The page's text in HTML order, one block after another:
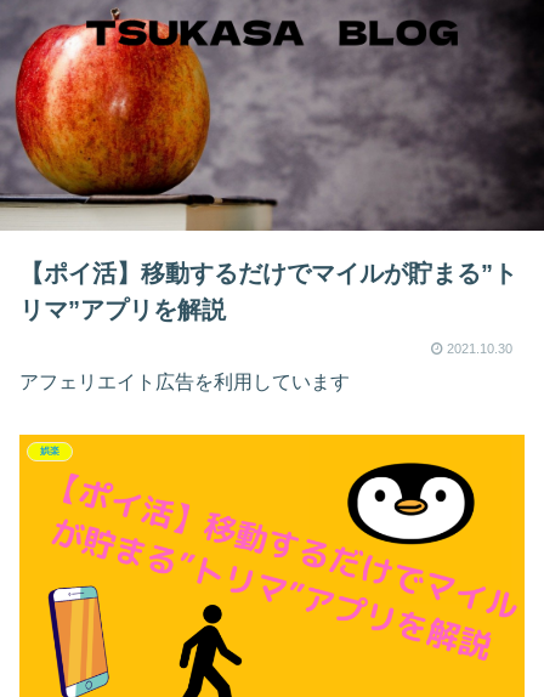
【ポイ活】移動するだけでマイルが貯まる”ト
リマ”アプリを解説
2021.10.30
アフェリエイト広告を利用しています
娯楽